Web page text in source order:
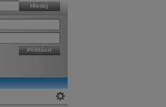
Hledej
Přihlásit